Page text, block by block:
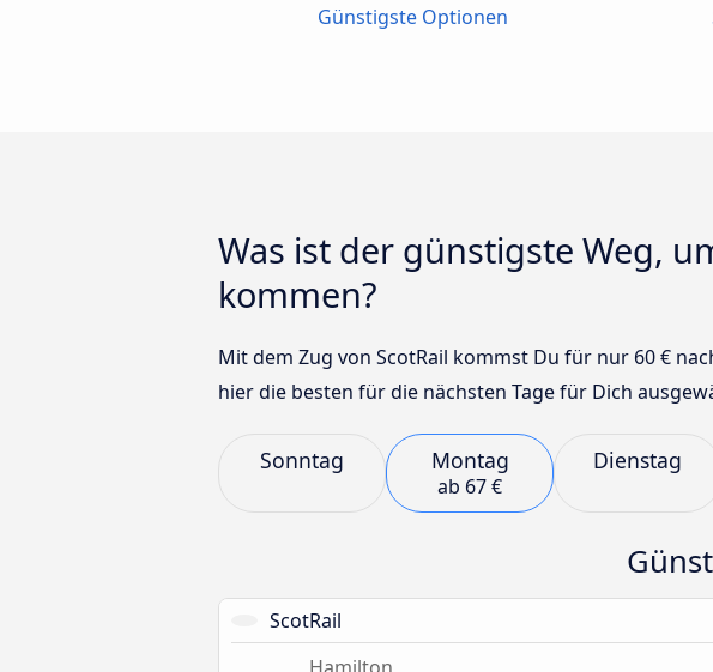
Günstigste Optionen
Was ist der günstigste Weg,
kommen?
Mit dem Zug von ScotRail kommst Du für nur 60 €
hier die besten für die nächsten Tage für Dich
Sonntag Montag
ab 67 €
Dienstag
ScotRail
Hamilton